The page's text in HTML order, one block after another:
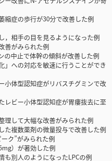
縮症の歩行が30分で改善した例
，相手の目を見るようになった例
善がみられた例
の中止で体幹の傾斜が改善した例
」への対応を敏速に行うことができ
小体型認知症がリバスチグミンで改
レビー小体型認知症が胃瘻抜去に至
理して大幅な改善がみられた例
た複数薬剤の微量投与で改善した例
ク”がみられた例
）が著効した例
も別人のようになったLPCの例